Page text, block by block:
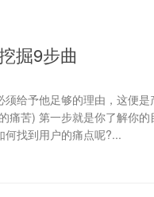
掘9步曲
给予他足够的理由，这便
痛苦) 第一步就是你了解你
何找到用户的痛点呢?...